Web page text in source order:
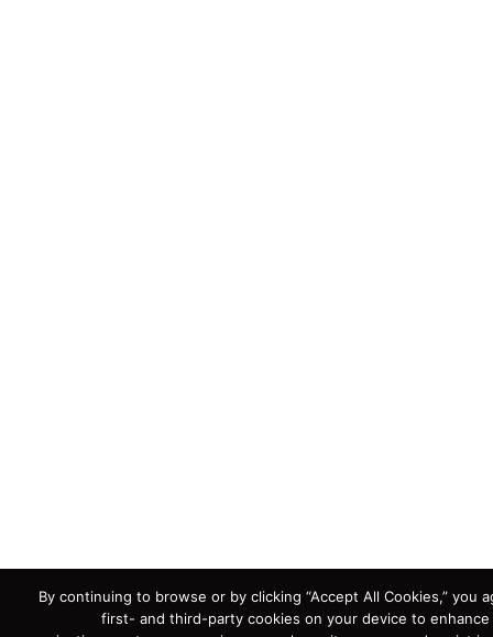
By continuing to browse or by clicking “Accept All Cookies,” you
first- and third-party cookies on your device to enhance